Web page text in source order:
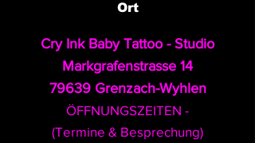
Ort
Cry Ink Baby Tattoo - Studio
Markgrafenstrasse 14
79639 Grenzach-Wyhlen
ÖFFNUNGSZEITEN -
(Termine & Besprechung)